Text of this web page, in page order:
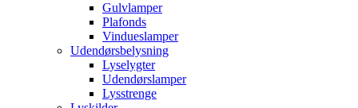
Gulvlamper
Plafonds
Vindueslamper
Udendørsbelysning
Lyselygter
Udendørslamper
Lysstrenge